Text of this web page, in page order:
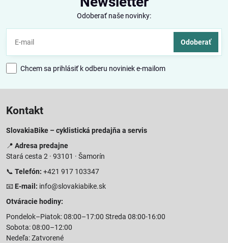
Odoberať naše novinky:
Odoberať
Chcem sa prihlásiť k odberu noviniek e-mailom
Kontakt
SlovakiaBike – cyklistická predajňa a servis
📍 Adresa predajne
Stará cesta 2 · 93101 · Šamorín
📞 Telefón: +421 917 103347
📧 E-mail: info@slovakiabike.sk
Otváracie hodiny:
Pondelok–Piatok: 08:00–17:00 Streda 08:00-16:00
Sobota: 08:00–12:00
Nedeľa: Zatvorené